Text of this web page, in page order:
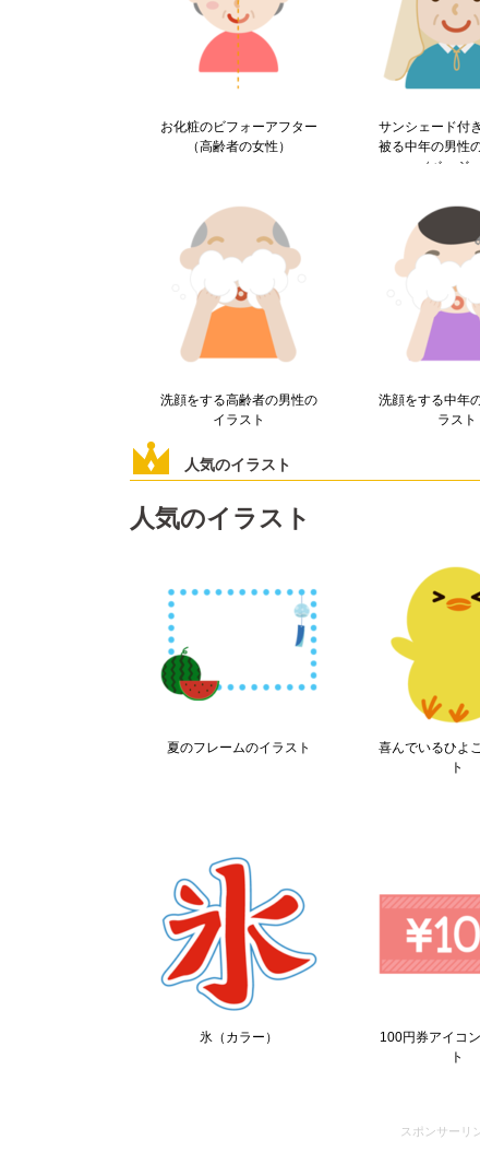
お化粧のビフォーアフター
（高齢者の女性）
サンシェード付
被る中年の男性
（ベージ
洗顔をする高齢者の男性の
イラスト
洗顔をする中年
ラスト
人気のイラスト
人気のイラスト
夏のフレームのイラスト
喜んでいるひよ
ト
氷（カラー）
100円券アイコ
ト
スポンサーリ